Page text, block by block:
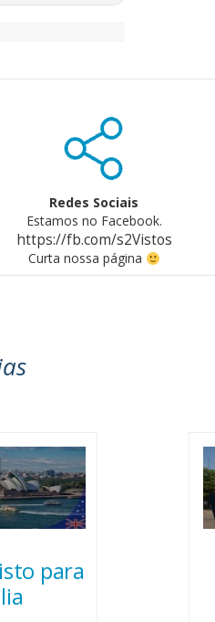
Redes Sociais
Estamos no Facebook.
https://fb.com/s2Vistos
Curta nossa página
para